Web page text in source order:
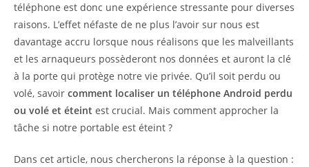
téléphone est donc une expérience stressante pour diverses
raisons. L’effet néfaste de ne plus l’avoir sur nous est
davantage accru lorsque nous réalisons que les malveillants
et les arnaqueurs possèderont nos données et auront la clé
à la porte qui protège notre vie privée. Qu’il soit perdu ou
volé, savoir comment localiser un téléphone Android perdu
ou volé et éteint est crucial. Mais comment approcher la
tâche si notre portable est éteint ?
Dans cet article, nous chercherons la réponse à la question :